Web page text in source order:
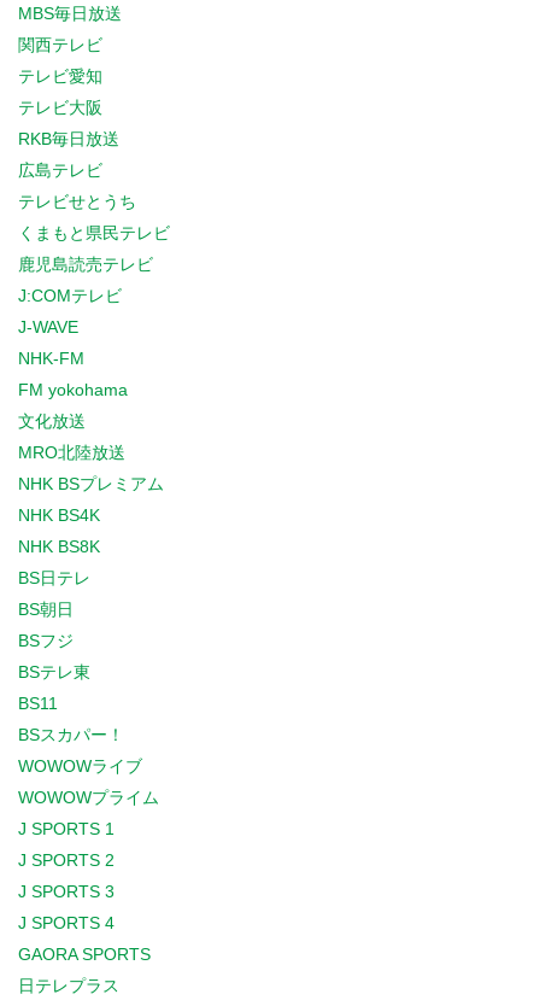
MBS毎日放送
関西テレビ
テレビ愛知
テレビ大阪
RKB毎日放送
広島テレビ
テレビせとうち
くまもと県民テレビ
鹿児島読売テレビ
J:COMテレビ
J-WAVE
NHK-FM
FM yokohama
文化放送
MRO北陸放送
NHK BSプレミアム
NHK BS4K
NHK BS8K
BS日テレ
BS朝日
BSフジ
BSテレ東
BS11
BSスカパー！
WOWOWライブ
WOWOWプライム
J SPORTS 1
J SPORTS 2
J SPORTS 3
J SPORTS 4
GAORA SPORTS
日テレプラス